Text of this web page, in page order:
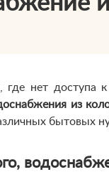
где нет доступа
из
бытовых